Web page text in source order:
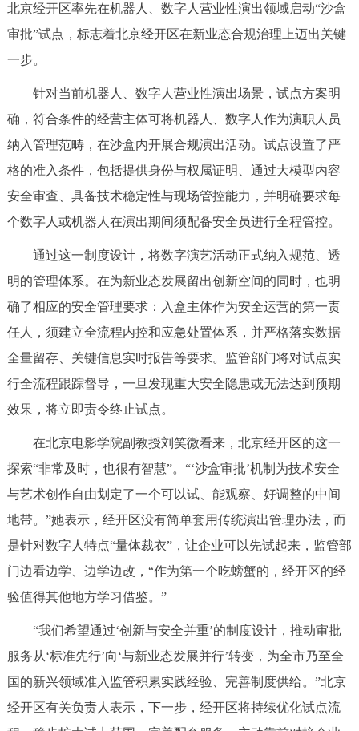
北京经开区率先在机器人、数字人营业性演出领域启动“沙盒
审批”试点，标志着北京经开区在新业态合规治理上迈出关键
一步。
针对当前机器人、数字人营业性演出场景，试点方案明
确，符合条件的经营主体可将机器人、数字人作为演职人员
纳入管理范畴，在沙盒内开展合规演出活动。试点设置了严
格的准入条件，包括提供身份与权属证明、通过大模型内容
安全审查、具备技术稳定性与现场管控能力，并明确要求每
个数字人或机器人在演出期间须配备安全员进行全程管控。
通过这一制度设计，将数字演艺活动正式纳入规范、透
明的管理体系。在为新业态发展留出创新空间的同时，也明
确了相应的安全管理要求：入盒主体作为安全运营的第一责
任人，须建立全流程内控和应急处置体系，并严格落实数据
全量留存、关键信息实时报告等要求。监管部门将对试点实
行全流程跟踪督导，一旦发现重大安全隐患或无法达到预期
效果，将立即责令终止试点。
在北京电影学院副教授刘笑微看来，北京经开区的这一
探索“非常及时，也很有智慧”。“‘沙盒审批’机制为技术安全
与艺术创作自由划定了一个可以试、能观察、好调整的中间
地带。”她表示，经开区没有简单套用传统演出管理办法，而
是针对数字人特点“量体裁衣”，让企业可以先试起来，监管部
门边看边学、边学边改，“作为第一个吃螃蟹的，经开区的经
验值得其他地方学习借鉴。”
“我们希望通过‘创新与安全并重’的制度设计，推动审批
服务从‘标准先行’向‘与新业态发展并行’转变，为全市乃至全
国的新兴领域准入监管积累实践经验、完善制度供给。”北京
经开区有关负责人表示，下一步，经开区将持续优化试点流